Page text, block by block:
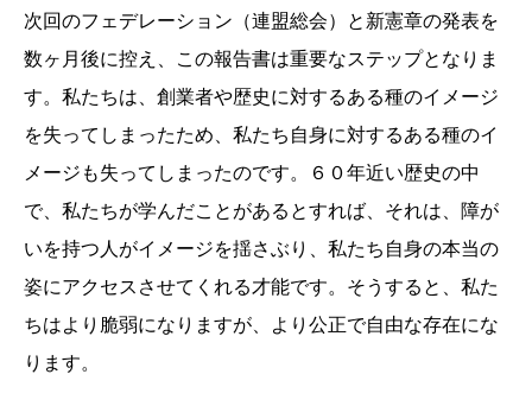
次回のフェデレーション（連盟総会）と新憲章の発表を
数ヶ月後に控え、この報告書は重要なステップとなりま
す。私たちは、創業者や歴史に対するある種のイメージ
を失ってしまったため、私たち自身に対するある種のイ
メージも失ってしまったのです。６０年近い歴史の中
で、私たちが学んだことがあるとすれば、それは、障が
いを持つ人がイメージを揺さぶり、私たち自身の本当の
姿にアクセスさせてくれる才能です。そうすると、私た
ちはより脆弱になりますが、より公正で自由な存在にな
ります。